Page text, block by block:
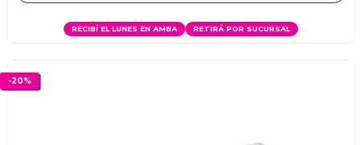
RECIBÍ EL LUNES EN AMBA RETIRÁ POR SUCURSAL
-20%